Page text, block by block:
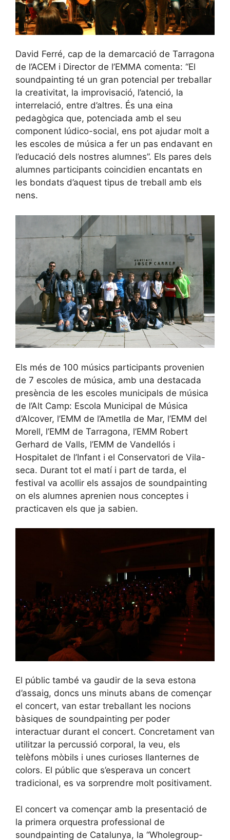
David Ferré, cap de la demarcació de Tarragona
de l’ACEM i Director de l’EMMA comenta: “El
soundpainting té un gran potencial per treballar
la creativitat, la improvisació, l’atenció, la
interrelació, entre d’altres. És una eina
pedagògica que, potenciada amb el seu
component lúdico-social, ens pot ajudar molt a
les escoles de música a fer un pas endavant en
l’educació dels nostres alumnes”. Els pares dels
alumnes participants coincidien encantats en
les bondats d’aquest tipus de treball amb els
nens.
Els més de 100 músics participants provenien
de 7 escoles de música, amb una destacada
presència de les escoles municipals de música
de l’Alt Camp: Escola Municipal de Música
d’Alcover, l’EMM de l’Ametlla de Mar, l’EMM del
Morell, l’EMM de Tarragona, l’EMM Robert
Gerhard de Valls, l’EMM de Vandellós i
Hospitalet de l’Infant i el Conservatori de Vila-
seca. Durant tot el matí i part de tarda, el
festival va acollir els assajos de soundpainting
on els alumnes aprenien nous conceptes i
practicaven els que ja sabien.
El públic també va gaudir de la seva estona
d’assaig, doncs uns minuts abans de començar
el concert, van estar treballant les nocions
bàsiques de soundpainting per poder
interactuar durant el concert. Concretament van
utilitzar la percussió corporal, la veu, els
telèfons mòbils i unes curioses llanternes de
colors. El públic que s’esperava un concert
tradicional, es va sorprendre molt positivament.
El concert va començar amb la presentació de
la primera orquestra professional de
soundpainting de Catalunya, la “Wholegroup-